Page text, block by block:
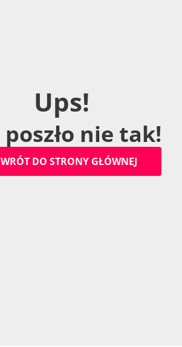
Ups!
poszło nie tak!
WRÓT DO STRONY GŁÓWNEJ